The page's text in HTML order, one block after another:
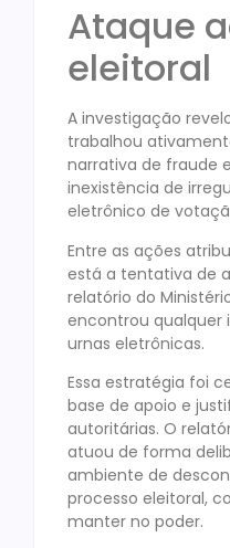
Ataque
eleitoral
A investigação
trabalhou
narrativa de fraude
inexistência de
eletrônico de
Entre as ações
está a tentativa de
relatório do
encontrou qualquer
urnas eletrônicas.
Essa estratégia foi
base de apoio e
autoritárias. O
atuou de forma
ambiente de
processo eleitoral,
manter no poder.